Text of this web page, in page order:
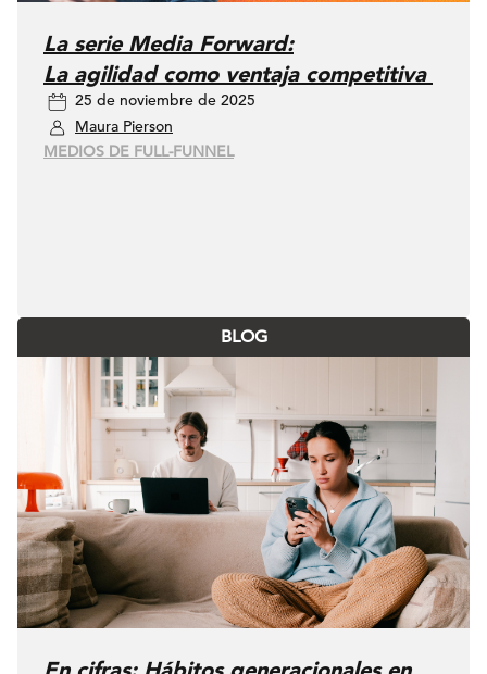
La serie Media Forward:
La agilidad como ventaja competitiva
25 de noviembre de 2025
Maura Pierson
MEDIOS DE FULL-FUNNEL
BLOG